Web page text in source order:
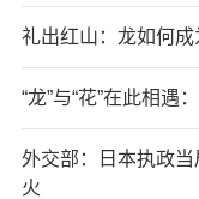
礼出红山：龙如何成
“龙”与“花”在此相遇
外交部：日本执政
火